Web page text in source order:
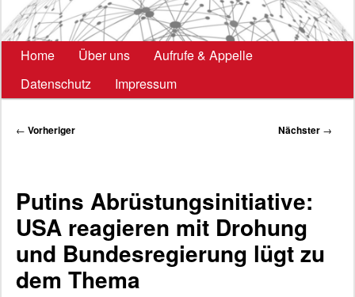
Hauptmenü
Home Über uns
Aufrufe & Appelle
Datenschutz
Impressum
Beitragsnavigation
← Vorheriger Nächster →
Putins Abrüstungsinitiative:
USA reagieren mit Drohung
und Bundesregierung lügt zu
dem Thema